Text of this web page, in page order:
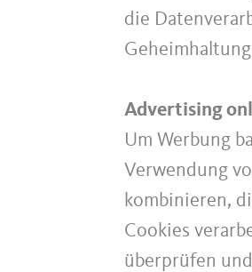
die
Advertising
Um Werbung
Verwendung
kombinieren,
Cookies
überprüfen